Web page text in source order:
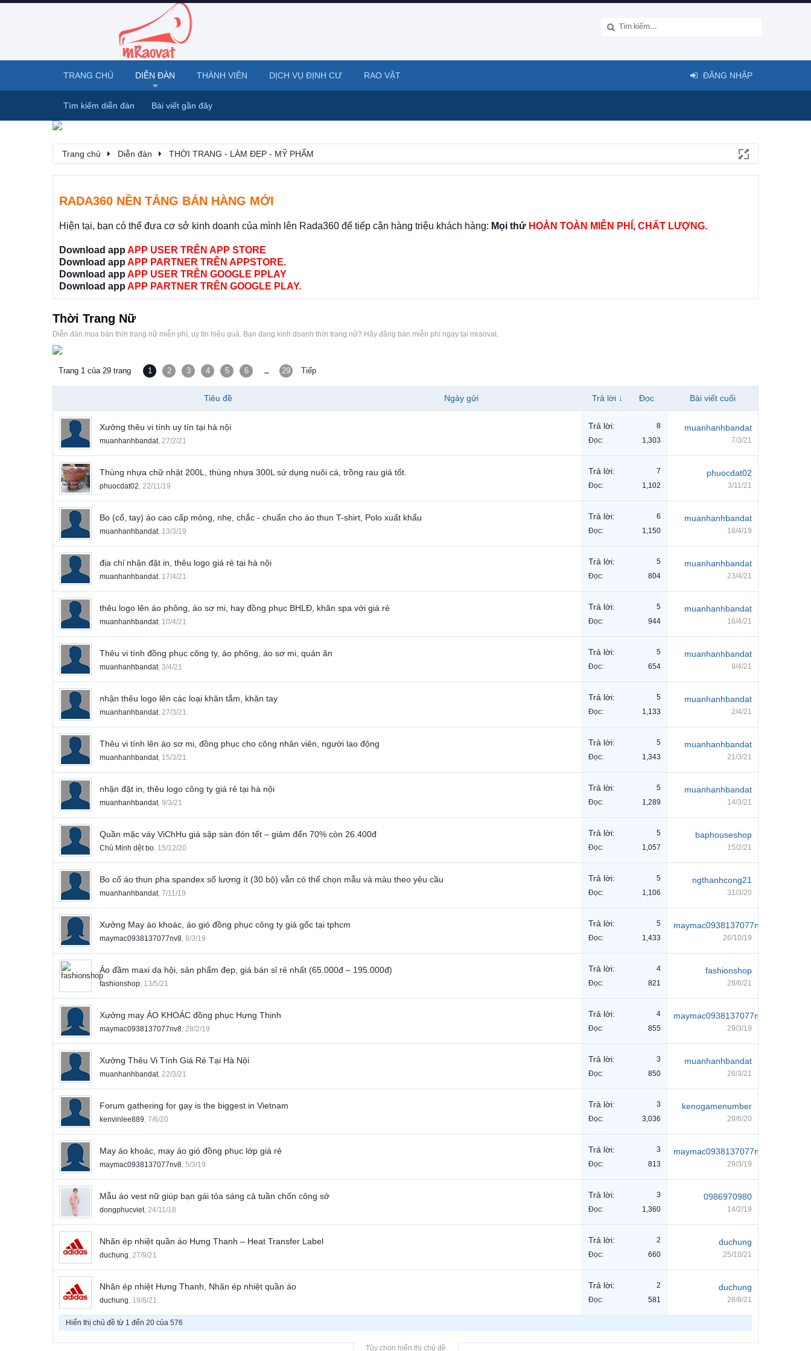
Trang chủ Diễn đàn THỜI TRANG - LÀM ĐẸP - MỸ PHẨM
RADA360 NỀN TẢNG BÁN HÀNG MỚI
Hiện tại, bạn có thể đưa cơ sở kinh doanh của mình lên Rada360 để tiếp cận hàng triệu khách hàng: Mọi thứ HOÀN TOÀN MIỄN PHÍ, CHẤT LƯỢNG.
Download app APP USER TRÊN APP STORE
Download app APP PARTNER TRÊN APPSTORE.
Download app APP USER TRÊN GOOGLE PPLAY
Download app APP PARTNER TRÊN GOOGLE PLAY.
Thời Trang Nữ
Diễn đàn mua bán thời trang nữ miễn phí, uy tín hiệu quả. Bạn đang kinh doanh thời trang nữ? Hãy đăng bán miễn phí ngay tại mraovat.
Trang 1 của 29 trang 1 2 3 4 5 6 → 29 Tiếp
Tiêu đề Ngày gửi Trả lời ↓ Đọc Bài viết cuối
Xưởng thêu vi tính uy tín tại hà nội
muanhanhbandat, 27/2/21
Trả lời:
8
Đọc:
1,303
muanhanhbandat
7/3/21
Thùng nhựa chữ nhật 200L, thùng nhựa 300L sử dụng nuôi cá, trồng rau giá tốt.
phuocdat02, 22/11/19
Trả lời:
7
Đọc:
1,102
phuocdat02
3/11/21
Bo (cổ, tay) áo cao cấp mỏng, nhẹ, chắc - chuẩn cho áo thun T-shirt, Polo xuất khẩu
muanhanhbandat, 13/3/19
Trả lời:
6
Đọc:
1,150
muanhanhbandat
18/4/19
địa chỉ nhận đặt in, thêu logo giá rẻ tại hà nội
muanhanhbandat, 17/4/21
Trả lời:
5
Đọc:
804
muanhanhbandat
23/4/21
thêu logo lên áo phông, áo sơ mi, hay đồng phục BHLĐ, khăn spa với giá rẻ
muanhanhbandat, 10/4/21
Trả lời:
5
Đọc:
944
muanhanhbandat
16/4/21
Thêu vi tính đồng phục công ty, áo phông, áo sơ mi, quán ăn
muanhanhbandat, 3/4/21
Trả lời:
5
Đọc:
654
muanhanhbandat
9/4/21
nhận thêu logo lên các loại khăn tắm, khăn tay
muanhanhbandat, 27/3/21
Trả lời:
5
Đọc:
1,133
muanhanhbandat
2/4/21
Thêu vi tính lên áo sơ mi, đồng phục cho công nhân viên, người lao động
muanhanhbandat, 15/3/21
Trả lời:
5
Đọc:
1,343
muanhanhbandat
21/3/21
nhận đặt in, thêu logo công ty giá rẻ tại hà nội
muanhanhbandat, 9/3/21
Trả lời:
5
Đọc:
1,289
muanhanhbandat
14/3/21
Quần mặc váy ViChHu giá sập sàn đón tết – giảm đến 70% còn 26.400đ
Chú Minh dệt bo, 15/12/20
Trả lời:
5
Đọc:
1,057
baphouseshop
15/2/21
Bo cổ áo thun pha spandex số lượng ít (30 bộ) vẫn có thể chọn mẫu và màu theo yêu cầu
muanhanhbandat, 7/11/19
Trả lời:
5
Đọc:
1,106
ngthanhcong21
31/3/20
Xưởng May áo khoác, áo gió đồng phục công ty giá gốc tại tphcm
maymac0938137077nv8, 8/3/19
Trả lời:
5
Đọc:
1,433
maymac0938137077nv8
26/10/19
Áo đầm maxi dạ hội, sản phẩm đẹp, giá bán sỉ rẻ nhất (65.000đ – 195.000đ)
fashionshop, 13/5/21
Trả lời:
4
Đọc:
821
fashionshop
28/6/21
Xưởng may ÁO KHOÁC đồng phục Hưng Thịnh
maymac0938137077nv8, 28/2/19
Trả lời:
4
Đọc:
855
maymac0938137077nv8
29/3/19
Xưởng Thêu Vi Tính Giá Rẻ Tại Hà Nội
muanhanhbandat, 22/3/21
Trả lời:
3
Đọc:
850
muanhanhbandat
26/3/21
Forum gathering for gay is the biggest in Vietnam
kenvinlee889, 7/6/20
Trả lời:
3
Đọc:
3,036
kenogamenumber
29/6/20
May áo khoác, may áo gió đồng phục lớp giá rẻ
maymac0938137077nv8, 5/3/19
Trả lời:
3
Đọc:
813
maymac0938137077nv8
29/3/19
Mẫu áo vest nữ giúp bạn gái tỏa sáng cả tuần chốn công sở
dongphucviet, 24/11/18
Trả lời:
3
Đọc:
1,360
0986970980
14/2/19
Nhãn ép nhiệt quần áo Hưng Thanh – Heat Transfer Label
duchung, 27/9/21
Trả lời:
2
Đọc:
660
duchung
25/10/21
Nhãn ép nhiệt Hưng Thanh, Nhãn ép nhiệt quần áo
duchung, 19/8/21
Trả lời:
2
Đọc:
581
duchung
28/8/21
Hiển thị chủ đề từ 1 đến 20 của 576
Tùy chọn hiển thị chủ đề
TRANG CHỦ DIỄN ĐÀN
Tìm kiếm diễn đàn Bài viết gần đây
THÀNH VIÊN DỊCH VỤ ĐỊNH CƯ RAO VẶT ĐĂNG NHẬP